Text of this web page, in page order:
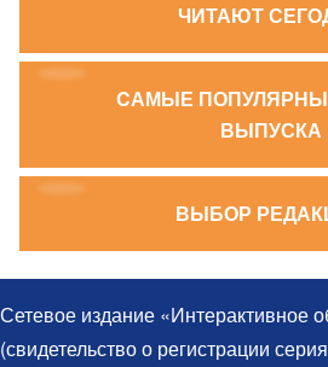
ЧИТАЮТ
CАМЫЕ
ВЫПУСКА
ВЫБОР
Сетевое издание «Интерактивное
(свидетельство о регистрации